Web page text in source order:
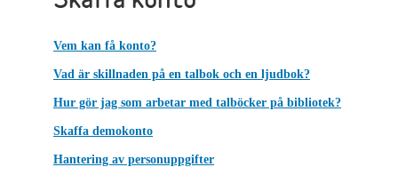
Vem kan få konto?
Vad är skillnaden på en talbok och en ljudbok?
Hur gör jag som arbetar med talböcker på bibliotek?
Skaffa demokonto
Hantering av personuppgifter